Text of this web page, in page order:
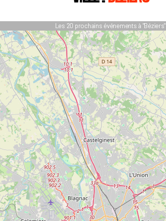
Les 20 prochains événements à "Béziers"